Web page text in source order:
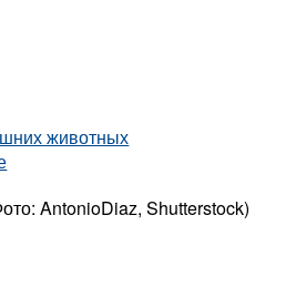
животных
AntonioDiaz, Shutterstock)